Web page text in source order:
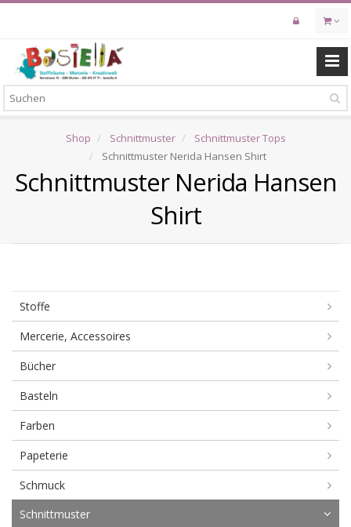
Skip
content
Shop Schnittmuster
Schnittmuster Tops
Schnittmuster Nerida Hansen Shirt
Schnittmuster Nerida Hansen
Shirt
Stoffe
Mercerie, Accessoires
Bücher
Basteln
Farben
Papeterie
Schmuck
Schnittmuster